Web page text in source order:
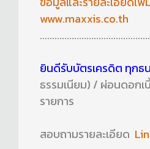
www.maxxis.co.th
ยินดีรับบัตรเครดิต ทุกธ
ธรรมเนียม) / ผ่อนดอก
รายการ
สอบถามรายละเอียด